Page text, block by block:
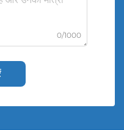
0/1000